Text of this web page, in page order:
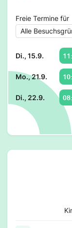
Freie Termine für
Di., 15.9.
Mo., 21.9.
Di., 22.9.